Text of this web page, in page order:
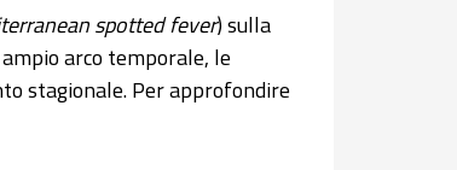
spotted fever) sulla
arco temporale, le
stagionale. Per approfondire